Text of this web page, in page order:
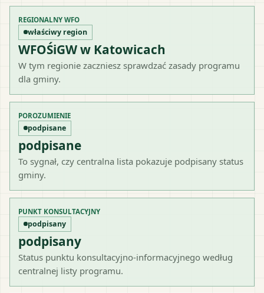
REGIONALNY WFO
właściwy region
WFOŚiGW w Katowicach
W tym regionie zaczniesz sprawdzać zasady programu
dla gminy.
POROZUMIENIE
podpisane
podpisane
To sygnał, czy centralna lista pokazuje podpisany status
gminy.
PUNKT KONSULTACYJNY
podpisany
podpisany
Status punktu konsultacyjno-informacyjnego według
centralnej listy programu.